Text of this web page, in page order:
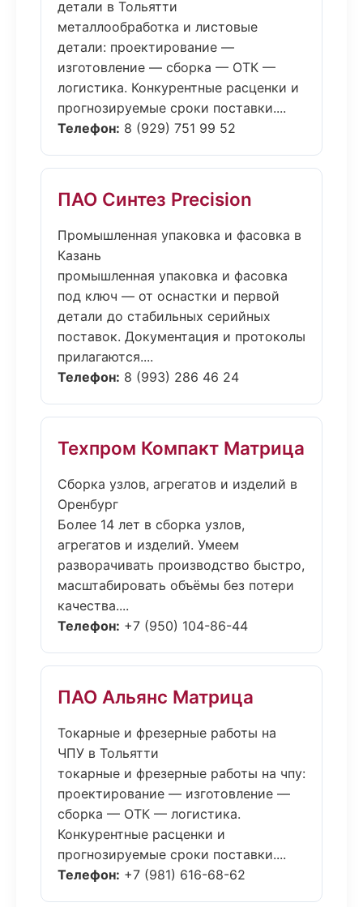
детали в Тольятти
металлообработка и листовые
детали: проектирование —
изготовление — сборка — ОТК —
логистика. Конкурентные расценки и
прогнозируемые сроки поставки....
Телефон: 8 (929) 751 99 52
ПАО Синтез Precision
Промышленная упаковка и фасовка в
Казань
промышленная упаковка и фасовка
под ключ — от оснастки и первой
детали до стабильных серийных
поставок. Документация и протоколы
прилагаются....
Телефон: 8 (993) 286 46 24
Техпром Компакт Матрица
Сборка узлов, агрегатов и изделий в
Оренбург
Более 14 лет в сборка узлов,
агрегатов и изделий. Умеем
разворачивать производство быстро,
масштабировать объёмы без потери
качества....
Телефон: +7 (950) 104-86-44
ПАО Альянс Матрица
Токарные и фрезерные работы на
ЧПУ в Тольятти
токарные и фрезерные работы на чпу:
проектирование — изготовление —
сборка — ОТК — логистика.
Конкурентные расценки и
прогнозируемые сроки поставки....
Телефон: +7 (981) 616-68-62